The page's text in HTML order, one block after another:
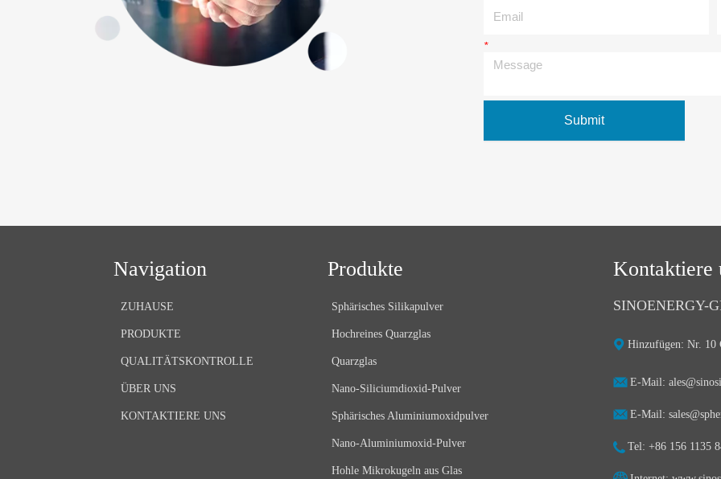
*Message
Submit
Navigation
ZUHAUSE
PRODUKTE
QUALITÄTSKONTROLLE
ÜBER UNS
KONTAKTIERE UNS
Produkte
Sphärisches Silikapulver
Hochreines Quarzglas
Quarzglas
Nano-Siliciumdioxid-Pulver
Sphärisches Aluminiumoxidpulver
Nano-Aluminiumoxid-Pulver
Hohle Mikrokugeln aus Glas
Kontaktiere
SINOENERGY-
Hinzufügen: Nr. 10
E-Mail:
E-Mail:
Tel: +86 156 1135